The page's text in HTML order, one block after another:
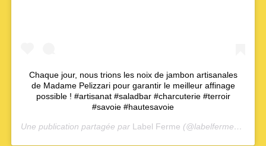
Chaque jour, nous trions les noix de jambon artisanales
de Madame Pelizzari pour garantir le meilleur affinage
possible ! #artisanat #saladbar #charcuterie #terroir
#savoie #hautesavoie
Une publication partagée par Label Ferme (@labelferme) le